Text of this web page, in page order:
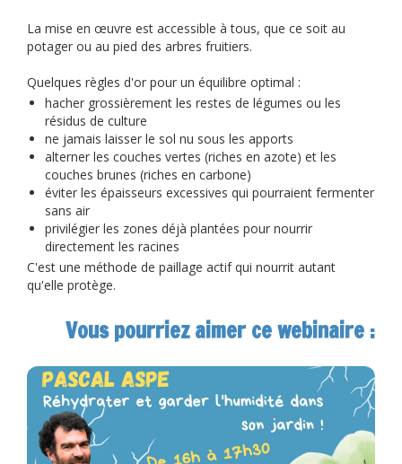
La mise en œuvre est accessible à tous, que ce soit au
potager ou au pied des arbres fruitiers.
Quelques règles d'or pour un équilibre optimal :
hacher grossièrement les restes de légumes ou les
résidus de culture
ne jamais laisser le sol nu sous les apports
alterner les couches vertes (riches en azote) et les
couches brunes (riches en carbone)
éviter les épaisseurs excessives qui pourraient fermenter
sans air
privilégier les zones déjà plantées pour nourrir
directement les racines
C'est une méthode de paillage actif qui nourrit autant
qu'elle protège.
Vous pourriez aimer ce webinaire :